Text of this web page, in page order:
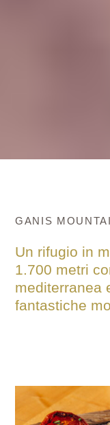
GANIS
Un rifugio in
1.700 metri
mediterranea
fantastiche